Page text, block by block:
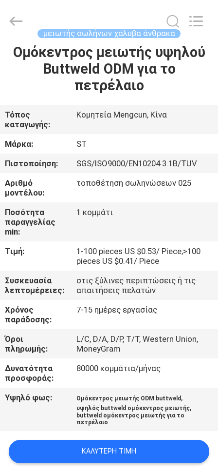
ΑΡΧΙΚΉ
ΣΕΛΊΔΑ
ΒΊΝΤΕΟ
ΕΜΦΆΝΙΣΗ
VR
ΣΧΕΤΙΚΆ
ΜΕ
ΕΜΆΣ
ΓΎΡΟΣ
ΕΡΓΟΣΤΑΣΊΩΝ
ΠΟΙΟΤΙΚΌΣ
ΈΛΕΓΧΟΣ
ΕΠΑΦΉ
ΝΈΑ
ΟΙ
ΠΕΡΙΠΤΏΣΕΙΣ
Reserved.
Developed
μειωτής σωλήνων χάλυβα άνθρακα
Ομόκεντρος μειωτής υψηλού
Buttweld ODM για το
πετρέλαιο
Τόπος
καταγωγής:
Κομητεία Mengcun, Κίνα
Μάρκα:
ST
Πιστοποίηση:
SGS/ISO9000/EN10204 3.1B/TUV
Αριθμό
μοντέλου:
τοποθέτηση σωληνώσεων 025
Ποσότητα
παραγγελίας
min:
1 κομμάτι
Τιμή:
1-100 pieces US $0.53/ Piece;>100
pieces US $0.41/ Piece
Συσκευασία
λεπτομέρειες:
στις ξύλινες περιπτώσεις ή τις
απαιτήσεις πελατών
Χρόνος
παράδοσης:
7-15 ημέρες εργασίας
Όροι
πληρωμής:
L/C, D/A, D/P, T/T, Western Union,
MoneyGram
Δυνατότητα
προσφοράς:
80000 κομμάτια/μήνας
Υψηλό φως: Ομόκεντρος μειωτής ODM buttweld ,
υψηλός buttweld ομόκεντρος μειωτής,
buttweld ομόκεντρος μειωτής για το
πετρέλαιο
ΚΑΛΎΤΕΡΗ ΤΙΜΉ